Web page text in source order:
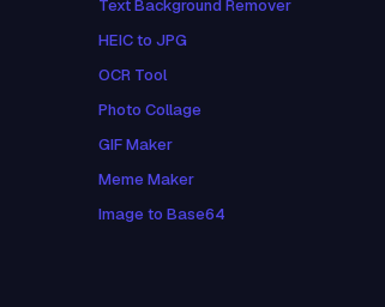
Text Background Remover
HEIC to JPG
OCR Tool
Photo Collage
GIF Maker
Meme Maker
Image to Base64